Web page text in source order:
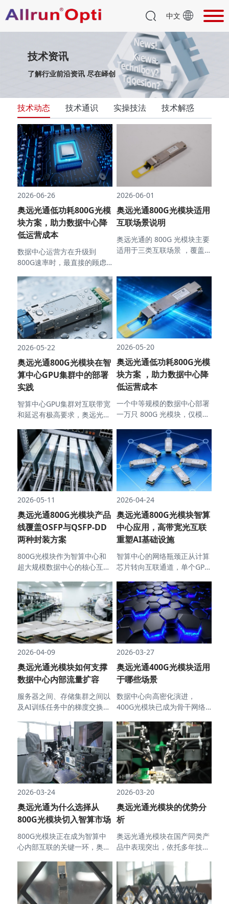
中文
技术资讯
了解行业前沿资讯 尽在峄创
技术动态 技术通识 实操技法 技术解惑
2026-06-26
奥远光通低功耗800G光模
块方案，助力数据中心降
低运营成本
数据中心运营方在升级到
800G速率时，最直接的顾虑
2026-06-01
奥远光通800G光模块适用
互联场景说明
奥远光通的 800G 光模块主要
适用于三类互联场景 ，覆盖
2026-05-22
奥远光通800G光模块在智
算中心GPU集群中的部署
实践
智算中心GPU集群对互联带宽
和延迟有极高要求，奥远光通
千卡级H800集群中完成了实
际部署，解决了GPU到GPU以
及GPU到存储之间的带宽瓶
颈。
2026-05-20
奥远光通低功耗800G光模
块方案 ，助力数据中心降
低运营成本
一个中等规模的数据中心部署
一万只 800G 光模块，仅模块
万千瓦时，对应电费接近百万
元级别 。奥远光通的低功耗
800G 光模块方案，正是针对
这一成本痛点进行设计。
2026-05-11
奥远光通800G光模块产品
线覆盖OSFP与QSFP-DD
两种封装方案
800G光模块作为智算中心和
超大规模数据中心的核心互联
度、低功耗和良好的散热性
能，OSFP和QSFP-DD分别在
不同应用场景中展现出各自的
优势。
2026-04-24
奥远光通800G光模块智算
中心应用，高带宽光互联
重塑AI基础设施
智算中心的网络瓶颈正从计算
芯片转向互联通道，单个GPU
但卡间互联带宽的增长速度明
显滞后。奥远光通推出的
800G光模块，正是针对这一
缺口设计的物理层解决方案。
2026-04-09
奥远光通光模块如何支撑
数据中心内部流量扩容
服务器之间、存储集群之间以
及AI训练任务中的梯度交换，
远光通的光模块从400G到
800G的演进，正好对应了数
据中心从千卡到万卡集群的带
宽需求。
2026-03-27
奥远光通400G光模块适用
于哪些场景
数据中心向高密化演进，
400G光模块已成为骨干网络
400G光模块定位于中短距离
高速互联场景，主要服务于大
型云计算数据中心、智算中心
以及电信运营商的城域网络。
2026-03-24
奥远光通为什么选择从
800G光模块切入智算市场
800G光模块正在成为智算中
心内部互联的关键一环，奥远
点，不是单纯追逐更高速率，
而是基于对智算网络实际需求
的判断。
2026-03-20
奥远光通光模块的优势分
析
奥远光通光模块在国产同类产
品中表现突出，依托多年技术
异化竞争优势，成为不少企业
的优选。